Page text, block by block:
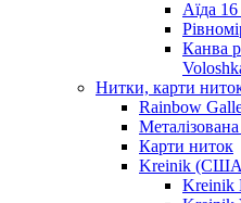
Аїда
Канва
Нитки, карти
Rainbow
Карти ниток
Kreinik
Kreinik